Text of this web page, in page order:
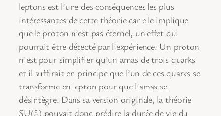
leptons est l’une des conséquences les plus
intéressantes de cette théorie car elle implique
que le proton n’est pas éternel, un effet qui
pourrait être détecté par l’expérience. Un proton
n’est pour simplifier qu’un amas de trois quarks
et il suffirait en principe que l’un de ces quarks se
transforme en lepton pour que l’amas se
désintègre. Dans sa version originale, la théorie
SU(5) pouvait donc prédire la durée de vie du